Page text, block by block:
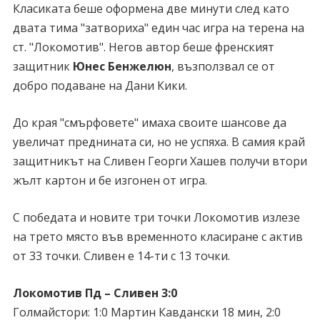
Класиката беше оформена две минути след като
двата тима "затвориха" един час игра на терена на
ст. "Локомотив". Негов автор беше френският
защитник Юнес Бенжелюн, възползвал се от
добро подаване на Дани Кики.
До края "смърфовете" имаха своите шансове да
увеличат преднината си, но не успяха. В самия край
защитникът на Сливен Георги Хашев получи втори
жълт картон и бе изгонен от игра.
С победата и новите три точки Локомотив излезе
на трето място във временното класиране с актив
от 33 точки. Сливен е 14-ти с 13 точки.
Локомотив Пд – Сливен 3:0
Голмайстори: 1:0 Мартин Кавдански 18 мин, 2:0